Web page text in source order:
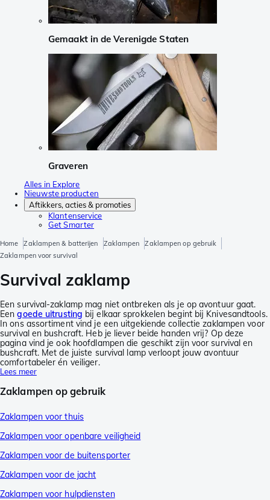
Gemaakt in de Verenigde Staten
Graveren
Alles in Explore
Nieuwste producten
Aftikkers, acties & promoties
Klantenservice
Get Smarter
Home Zaklampen & batterijen Zaklampen
Zaklampen op gebruik
Zaklampen voor survival
Survival zaklamp
Een survival-zaklamp mag niet ontbreken als je op avontuur gaat.
Eengoede uitrusting bij elkaar sprokkelen begint bij Knivesandtools.
In ons assortiment vind je een uitgekiende collectie zaklampen voor
survival en bushcraft. Heb je liever beide handen vrij? Op deze
pagina vind je ook hoofdlampen die geschikt zijn voor survival en
bushcraft. Met de juiste survival lamp verloopt jouw avontuur
comfortabeler én veiliger.
Lees meer
Zaklampen op gebruik
Zaklampen voor thuis
Zaklampen voor openbare veiligheid
Zaklampen voor de buitensporter
Zaklampen voor de jacht
Zaklampen voor hulpdiensten